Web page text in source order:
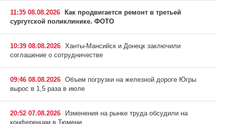
11:35 08.08.2026 Как продвигается ремонт в третьей
сургутской поликлинике. ФОТО
10:39 08.08.2026 Ханты-Мансийск и Донецк заключили
соглашение о сотрудничестве
09:46 08.08.2026 Объем погрузки на железной дороге Югры
вырос в 1,5 раза в июле
20:52 07.08.2026
Изменения на рынке труда обсудили на
конференции в Тюмени